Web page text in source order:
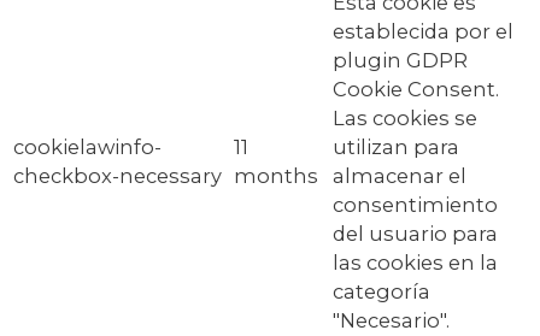
cookielawinfo-
checkbox-necessary
11
months
establecida por el
plugin GDPR
Cookie Consent.
Las cookies se
utilizan para
almacenar el
consentimiento
del usuario para
las cookies en la
categoría
"Necesario".